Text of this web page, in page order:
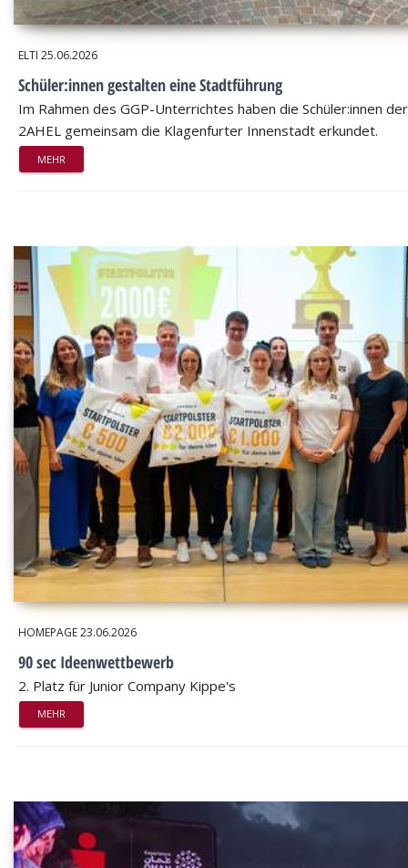
ELTI 25.06.2026
Schüler:innen gestalten eine Stadtführung
Im Rahmen des GGP-Unterrichtes haben die Schüler:innen der
2AHEL gemeinsam die Klagenfurter Innenstadt erkundet.
MEHR
HOMEPAGE23.06.2026
90 sec Ideenwettbewerb
2. Platz für Junior Company Kippe's
MEHR